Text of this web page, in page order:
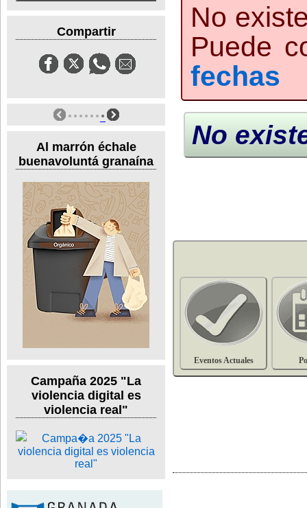
Compartir
Al marrón échale
buenavoluntá granaína
Campaña 2025 "La
violencia digital es
violencia real"
No
Puede
fechas
No
Eventos Actuales